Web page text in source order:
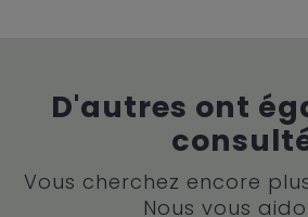
D'autres ont
Vous cherchez encore
Nous vous